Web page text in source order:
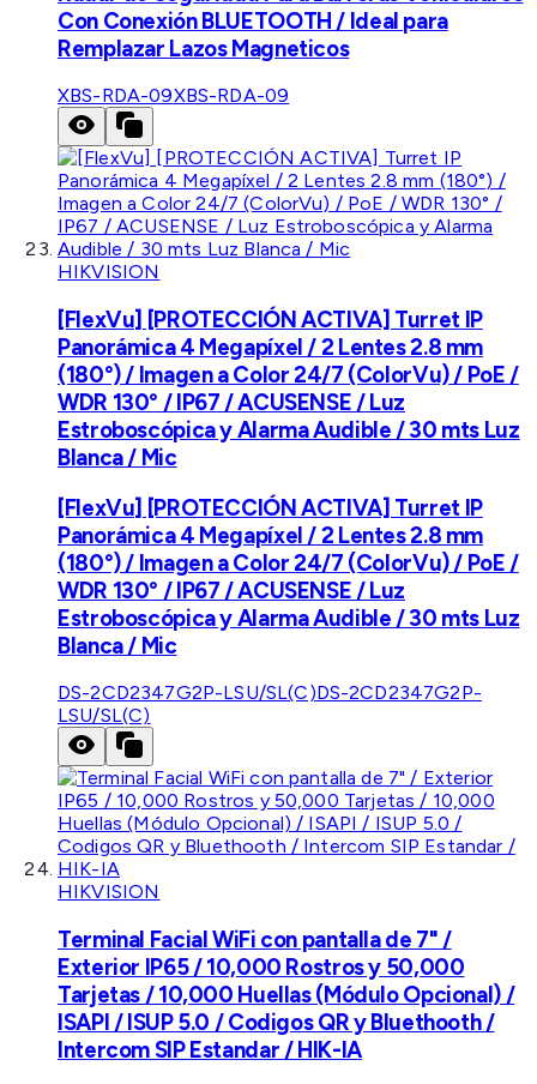
Con Conexión BLUETOOTH / Ideal para
Remplazar Lazos Magneticos
XBS-RDA-09XBS-RDA-09
HIKVISION
[FlexVu] [PROTECCIÓN ACTIVA] Turret IP
Panorámica 4 Megapíxel / 2 Lentes 2.8 mm
(180°) / Imagen a Color 24/7 (ColorVu) / PoE /
WDR 130° / IP67 / ACUSENSE / Luz
Estroboscópica y Alarma Audible / 30 mts Luz
Blanca / Mic
[FlexVu] [PROTECCIÓN ACTIVA] Turret IP
Panorámica 4 Megapíxel / 2 Lentes 2.8 mm
(180°) / Imagen a Color 24/7 (ColorVu) / PoE /
WDR 130° / IP67 / ACUSENSE / Luz
Estroboscópica y Alarma Audible / 30 mts Luz
Blanca / Mic
DS-2CD2347G2P-LSU/SL(C)DS-2CD2347G2P-
LSU/SL(C)
HIKVISION
Terminal Facial WiFi con pantalla de 7" /
Exterior IP65 / 10,000 Rostros y 50,000
Tarjetas / 10,000 Huellas (Módulo Opcional) /
ISAPI / ISUP 5.0 / Codigos QR y Bluethooth /
Intercom SIP Estandar / HIK-IA